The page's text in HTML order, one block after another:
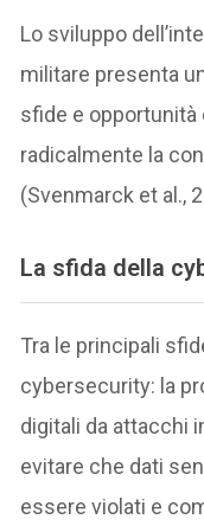
Lo sviluppo
militare presenta
sfide e
radicalmente la
(Svenmarck et al.,
La sfida della
Tra le principali
cybersecurity: la
digitali da attacchi
evitare che dati
essere violati e